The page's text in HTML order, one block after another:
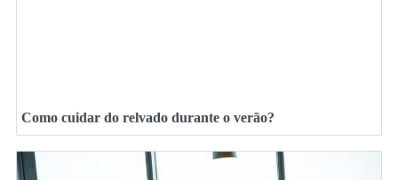
Como cuidar do relvado durante o verão?